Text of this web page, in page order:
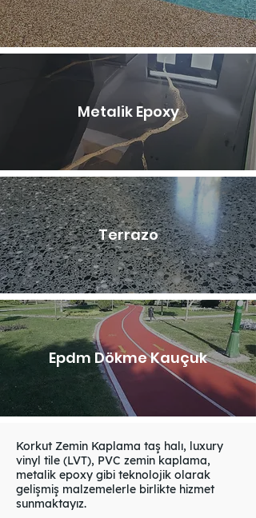
Metalik Epoxy
Terrazo
Epdm Dökme Kauçuk
Korkut Zemin Kaplama taş halı, luxury
vinyl tile (LVT), PVC zemin kaplama,
metalik epoxy gibi teknolojik olarak
gelişmiş malzemelerle birlikte hizmet
sunmaktayız.